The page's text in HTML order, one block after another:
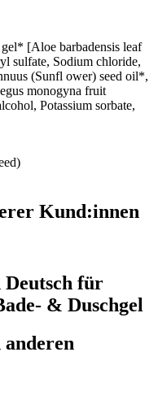
[Aloe barbadensis leaf
sulfate, Sodium chloride,
(Sunfl ower) seed oil*,
monogyna fruit
Potassium sorbate,
Kund:innen
für
& Duschgel